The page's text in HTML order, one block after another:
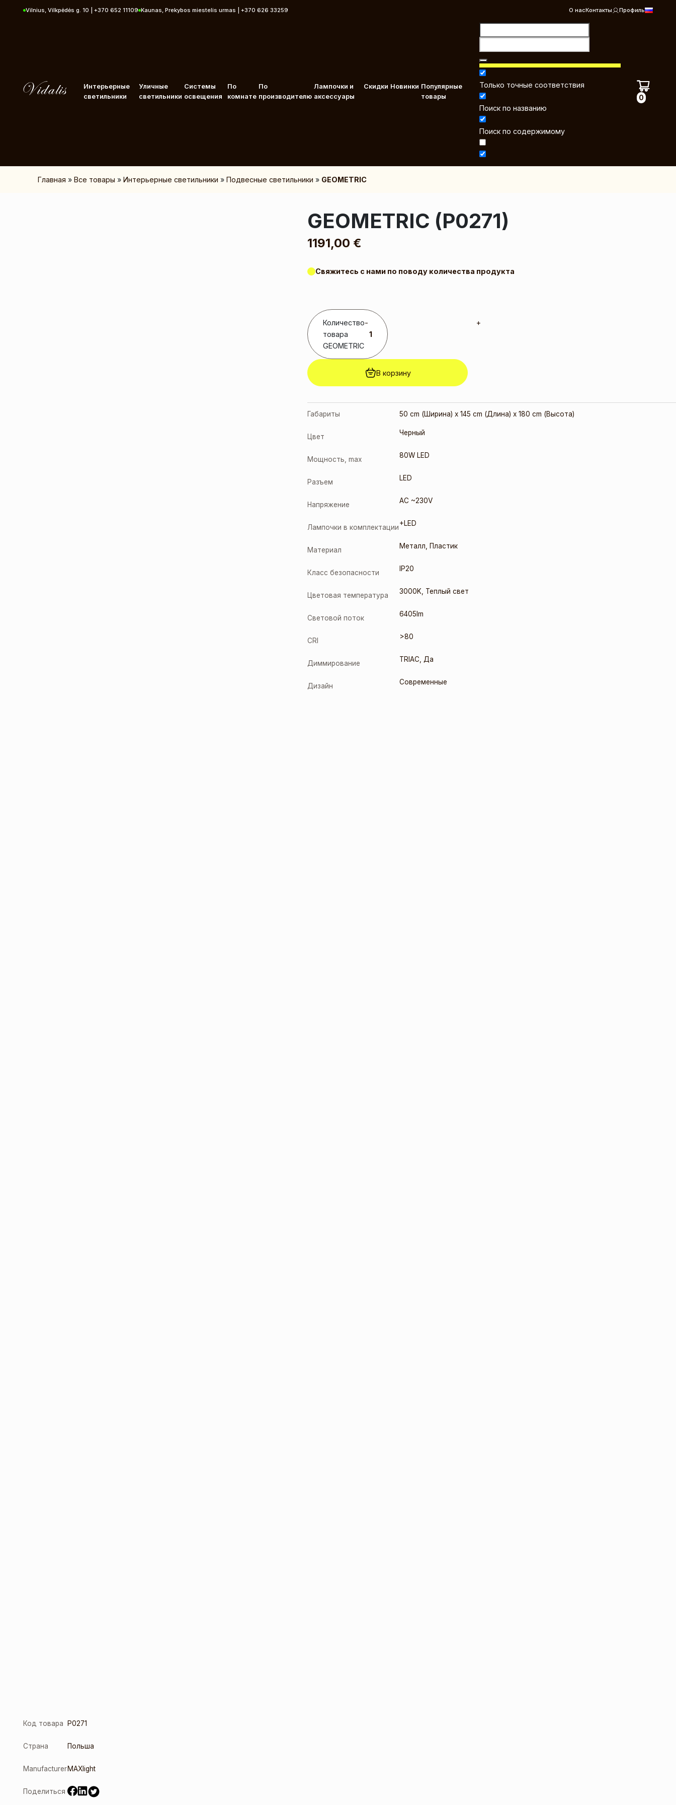
Vilnius, Vilkpėdės g. 10 | +370 652 11109 Kaunas, Prekybos miestelis urmas | +370 626 33259 О насКонтакты Профиль
Интерьерные
светильники
Уличные
светильники
Системы
освещения
По
комнате
По
производителю
Лампочки и
аксессуары
Скидки Новинки Популярные
товары
Только точные соответствия
Поиск по названию
Поиск по содержимому
0
Главная » Все товары » Интерьерные светильники » Подвесные светильники » GEOMETRIC
Код товара P0271
Страна Польша
Manufacturer MAXlight
Поделиться
GEOMETRIC (P0271)
1191,00 €
Свяжитесь с нами по поводу количества продукта
Количество
товара
GEOMETRIC
- +
В корзину
Габариты 50 cm (Ширина) x 145 cm (Длина) x 180 cm (Высота)
Цвет Черный
Мощность, max 80W LED
Разъем LED
Напряжение AC ~230V
Лампочки в комплектации+LED
Материал Металл Пластик
Класс безопасности IP20
Цветовая температура 3000K Теплый свет
Световой поток 6405lm
CRI >80
Диммирование TRIAC Да
Дизайн Современные